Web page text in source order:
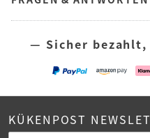
— Sicher
KÜKENPOST